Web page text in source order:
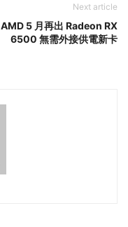
Next article
AMD 5 月再出 Radeon RX
6500 無需外接供電新卡